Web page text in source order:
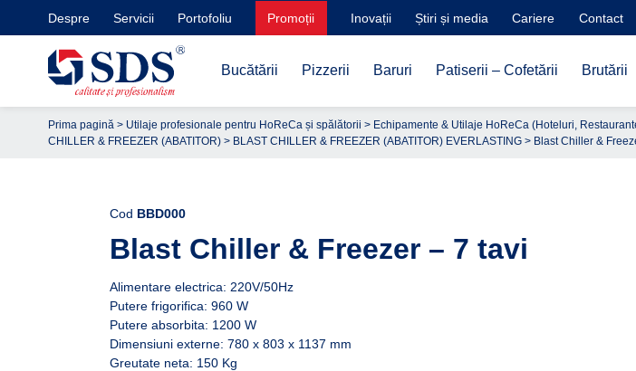
Despre Servicii Portofoliu Promoții Inovații Știri și media Cariere Contact
Bucătării Pizzerii Baruri Patiserii – Cofetării Brutării
Prima pagină > Utilaje profesionale pentru HoReCa și spălătorii > Echipamente & Utilaje HoReCa (Hoteluri,
CHILLER & FREEZER (ABATITOR)> BLAST CHILLER & FREEZER (ABATITOR) EVERLASTING> Blast Chiller &
Cod BBD000
Blast Chiller & Freezer – 7 tavi
Alimentare electrica: 220V/50Hz
Putere frigorifica: 960 W
Putere absorbita: 1200 W
Dimensiuni externe: 780 x 803 x 1137 mm
Greutate neta: 150 Kg